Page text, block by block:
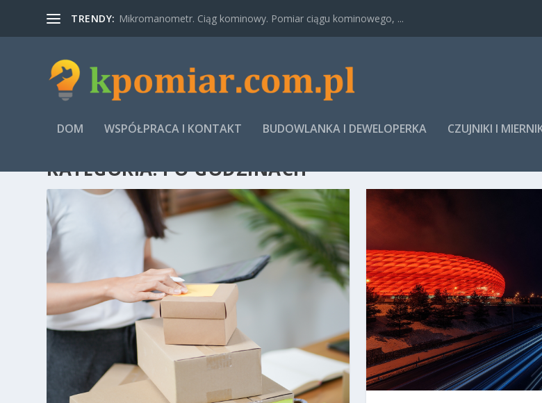
TRENDY: Mikromanometr. Ciąg kominowy. Pomiar ciągu kominowego, ...
DOM WSPÓŁPRACA I KONTAKT BUDOWLANKA I DEWELOPERKA CZUJNIKI I
KATEGORIA:PO GODZINACH